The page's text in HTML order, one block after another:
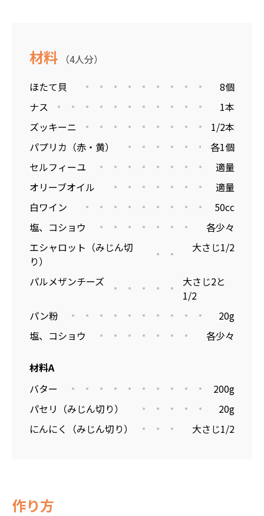
材料 （4人分）
ほたて貝
8個
ナス
1本
ズッキーニ
1/2本
パプリカ（赤・黄）
各1個
セルフィーユ
適量
オリーブオイル
適量
白ワイン
50cc
塩、コショウ
各少々
エシャロット（みじん切
り）
大さじ1/2
パルメザンチーズ
大さじ2と
1/2
パン粉
20g
塩、コショウ
各少々
材料A
バター
200g
パセリ（みじん切り）
20g
にんにく（みじん切り）
大さじ1/2
作り方